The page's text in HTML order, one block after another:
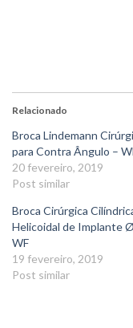
Relacionado
Broca Lindemann
para Contra Ângulo –
20 fevereiro, 2019
Post similar
Broca Cirúrgica
Helicoidal de Implante
WF
19 fevereiro, 2019
Post similar